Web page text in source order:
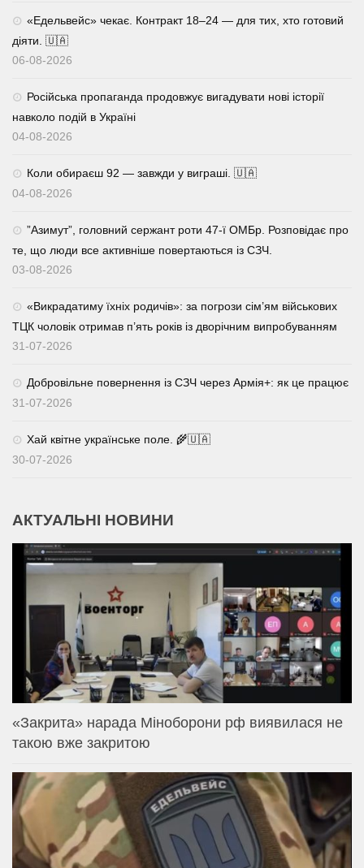
«Едельвейс» чекає. Контракт 18–24 — для тих, хто готовий
діяти. 🇺🇦
06-08-2026
Російська пропаганда продовжує вигадувати нові історії
навколо подій в Україні
04-08-2026
Коли обираєш 92 — завжди у виграші. 🇺🇦
04-08-2026
⁨”Азимут”, головний сержант роти 47-ї ОМБр. Розповідає про
те, що люди все активніше повертаються із СЗЧ.
03-08-2026
«Викрадатиму їхніх родичів»: за погрози сім’ям військових
ТЦК чоловік отримав п’ять років із дворічним випробуванням
31-07-2026
Добровільне повернення із СЗЧ через Армія+: як це працює
31-07-2026
Хай квітне українське поле. 🌾🇺🇦
30-07-2026
АКТУАЛЬНІ НОВИНИ
«Закрита» нарада Міноборони рф виявилася не
такою вже закритою